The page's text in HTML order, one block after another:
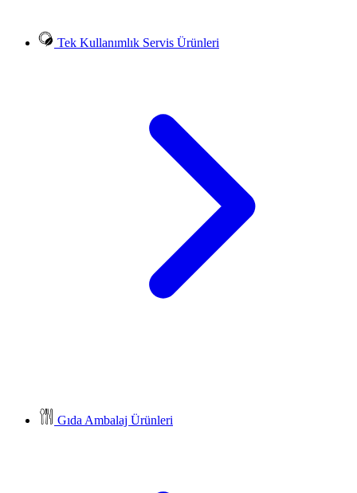
Tek Kullanımlık Servis Ürünleri
Gıda Ambalaj Ürünleri